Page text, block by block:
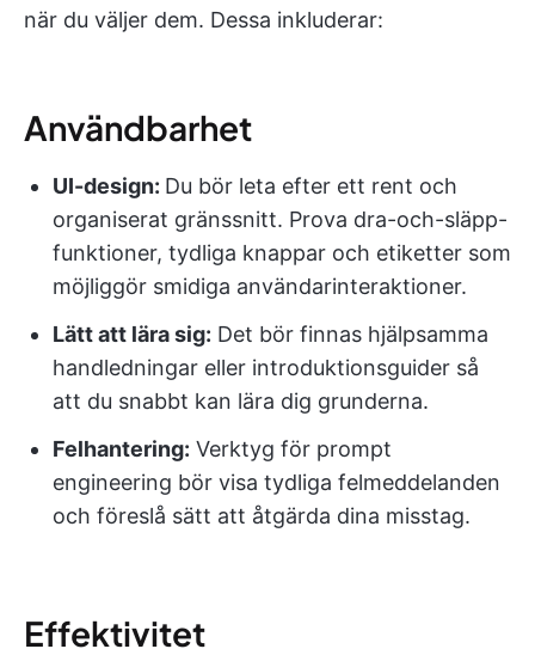
när du väljer dem. Dessa inkluderar:
Användbarhet
UI-design: Du bör leta efter ett rent och
organiserat gränssnitt. Prova dra-och-släpp-
funktioner, tydliga knappar och etiketter som
möjliggör smidiga användarinteraktioner.
Lätt att lära sig: Det bör finnas hjälpsamma
handledningar eller introduktionsguider så
att du snabbt kan lära dig grunderna.
Felhantering: Verktyg för prompt
engineering bör visa tydliga felmeddelanden
och föreslå sätt att åtgärda dina misstag.
Effektivitet